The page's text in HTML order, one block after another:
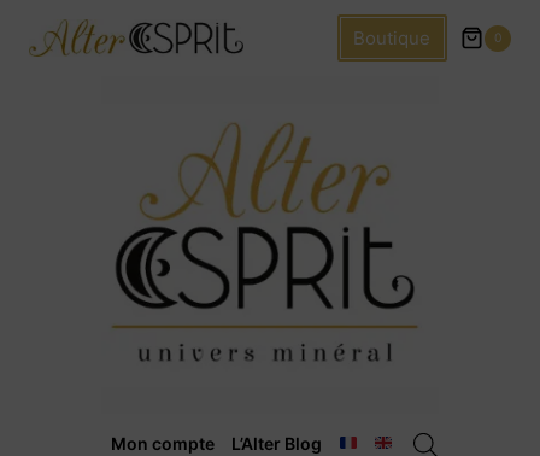
Boutique 0
Mon compte L’Alter Blog